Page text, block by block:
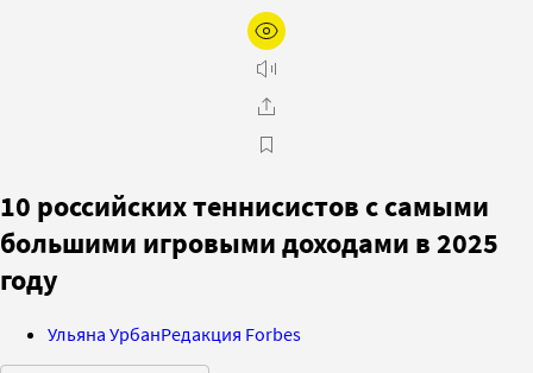
10 российских теннисистов с самыми
большими игровыми доходами в 2025
году
Ульяна УрбанРедакция Forbes